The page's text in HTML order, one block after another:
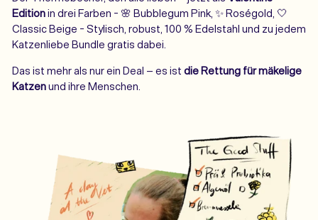
Editionin drei Farben - 🌸 Bubblegum Pink, ✨ Roségold, 🤍
Classic Beige - Stylisch, robust, 100 % Edelstahl und zu jedem
Katzenliebe Bundle gratis dabei.
Das ist mehr als nur ein Deal – es ist die Rettung für mäkelige
Katzenund ihre Menschen.